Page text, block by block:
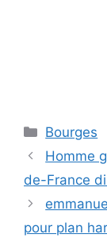
Catégories
Bourges
Homme
de-France
pour plan